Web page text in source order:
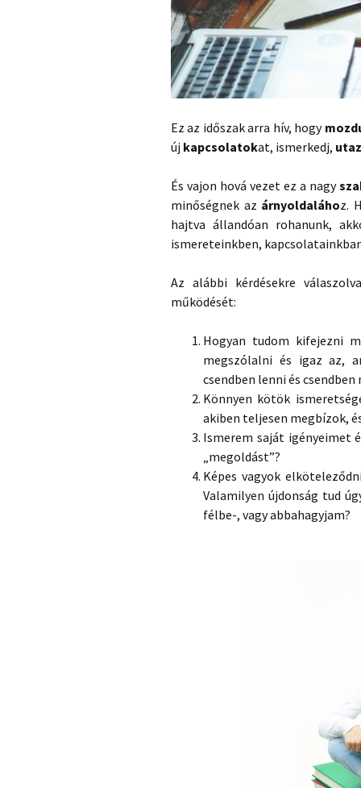
Ez az időszak arra hív, hogy
új kapcsolatokat, ismerkedj,
És vajon hová vezet ez a nagy
minőségnek az árnyoldalához.
hajtva állandóan rohanunk,
ismereteinkben,
Az alábbi kérdésekre
működését:
Hogyan tudom kifejezni
megszólalni és igaz az,
csendben lenni és csendben
Könnyen kötök
akiben teljesen megbízok,
Ismerem saját igényeimet
„megoldást”?
Képes vagyok
Valamilyen újdonság tud
félbe-, vagy abbahagyjam?